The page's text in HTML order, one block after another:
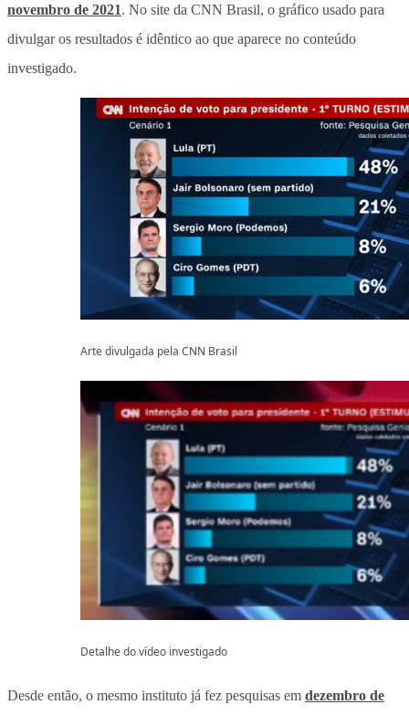
novembro de 2021. No site da CNN Brasil, o gráfico usado para
divulgar os resultados é idêntico ao que aparece no conteúdo
investigado.
Arte divulgada pela CNN Brasil
Detalhe do vídeo investigado
Desde então, o mesmo instituto já fez pesquisas em dezembro de